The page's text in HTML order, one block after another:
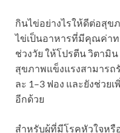
กินไข่อย่างไรให้ดีต่อสุข
ไข่เป็นอาหารที่มีคุณค่าท
ช่วงวัย ให้โปรตีน วิตามิ
สุขภาพแข็งแรงสามารถ
ละ 1–3 ฟอง และยังช่วย
อีกด้วย
สำหรับผู้ที่มีโรคหัวใจหรื